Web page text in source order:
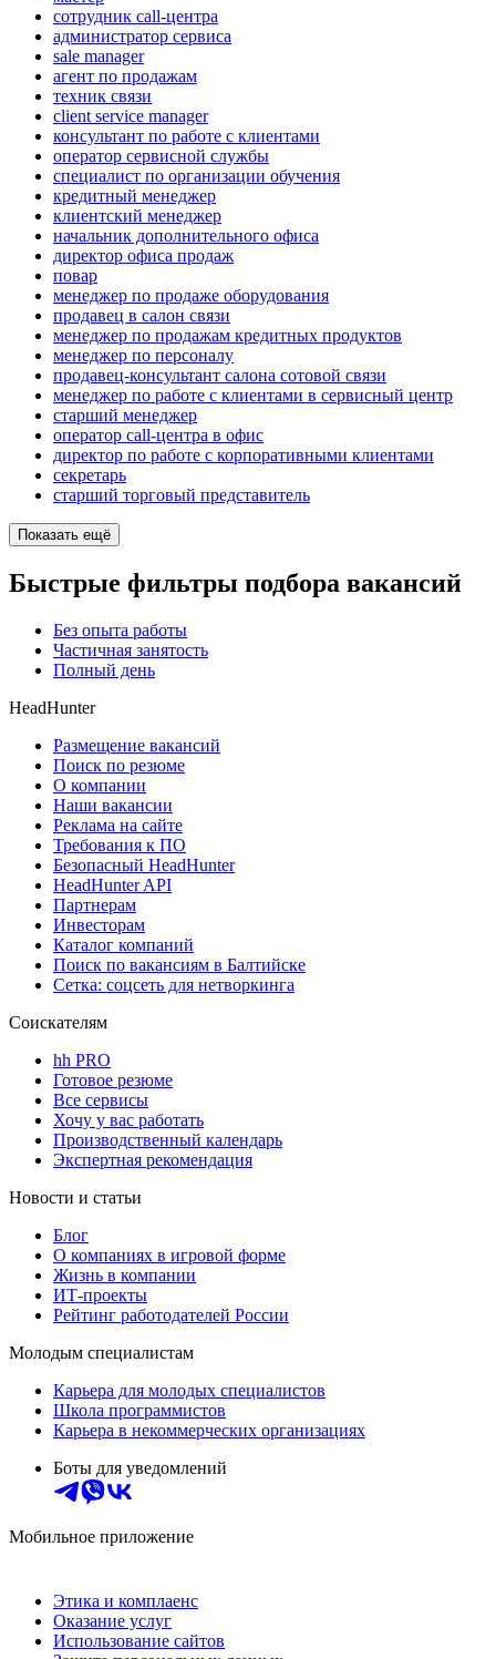
сотрудник call-центра
администратор сервиса
sale manager
агент по продажам
техник связи
client service manager
консультант по работе с клиентами
оператор сервисной службы
специалист по организации обучения
кредитный менеджер
клиентский менеджер
начальник дополнительного офиса
директор офиса продаж
повар
менеджер по продаже оборудования
продавец в салон связи
менеджер по продажам кредитных продуктов
менеджер по персоналу
продавец-консультант салона сотовой связи
менеджер по работе с клиентами в сервисный центр
старший менеджер
оператор call-центра в офис
директор по работе с корпоративными клиентами
секретарь
старший торговый представитель
Показать ещё
Быстрые фильтры подбора вакансий
Без опыта работы
Частичная занятость
Полный день
HeadHunter
Размещение вакансий
Поиск по резюме
О компании
Наши вакансии
Реклама на сайте
Требования к ПО
Безопасный HeadHunter
HeadHunter API
Партнерам
Инвесторам
Каталог компаний
Поиск по вакансиям в Балтийске
Сетка: соцсеть для нетворкинга
Соискателям
hh PRO
Готовое резюме
Все сервисы
Хочу у вас работать
Производственный календарь
Экспертная рекомендация
Новости и статьи
Блог
О компаниях в игровой форме
Жизнь в компании
ИТ-проекты
Рейтинг работодателей России
Молодым специалистам
Карьера для молодых специалистов
Школа программистов
Карьера в некоммерческих организациях
Боты для уведомлений
Мобильное приложение
Этика и комплаенс
Оказание услуг
Использование сайтов